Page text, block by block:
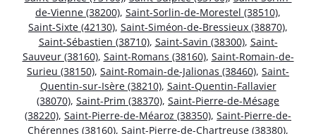
de-Vienne (38200), Saint-Sorlin-de-Morestel (38510),
Saint-Sixte (42130), Saint-Siméon-de-Bressieux (38870),
Saint-Sébastien (38710), Saint-Savin (38300), Saint-
Sauveur (38160), Saint-Romans (38160), Saint-Romain-de-
Surieu (38150), Saint-Romain-de-Jalionas (38460), Saint-
Quentin-sur-Isère (38210), Saint-Quentin-Fallavier
(38070), Saint-Prim (38370), Saint-Pierre-de-Mésage
(38220), Saint-Pierre-de-Méaroz (38350), Saint-Pierre-de-
Chérennes (38160), Saint-Pierre-de-Chartreuse (38380),